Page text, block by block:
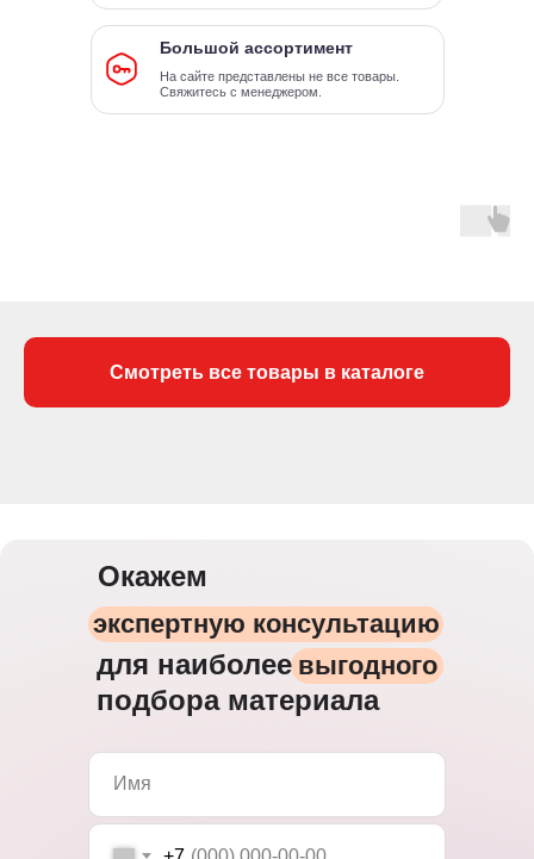
Большой ассортимент
На сайте представлены не все товары.
Свяжитесь с менеджером.
Смотреть все товары в каталоге
экспертную консультацию
выгодного
Окажем
для наиболее
подбора материала